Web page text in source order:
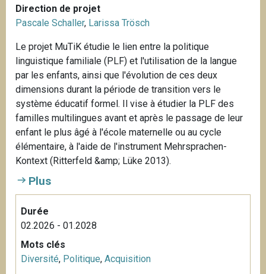
Direction de projet
Pascale Schaller, Larissa Trösch
Le projet MuTiK étudie le lien entre la politique
linguistique familiale (PLF) et l'utilisation de la langue
par les enfants, ainsi que l'évolution de ces deux
dimensions durant la période de transition vers le
système éducatif formel. Il vise à étudier la PLF des
familles multilingues avant et après le passage de leur
enfant le plus âgé à l'école maternelle ou au cycle
élémentaire, à l'aide de l'instrument Mehrsprachen-
Kontext (Ritterfeld &amp; Lüke 2013).
Plus
Durée
02.2026 - 01.2028
Mots clés
Diversité, Politique, Acquisition